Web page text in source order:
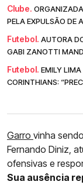
Clube.
PELA EXPULSÃO DE
Futebol. AUTORA
GABI ZANOTTI
Futebol. EMILY
CORINTHIANS:
Garro vinha
Fernando Diniz,
ofensivas e
Sua ausência